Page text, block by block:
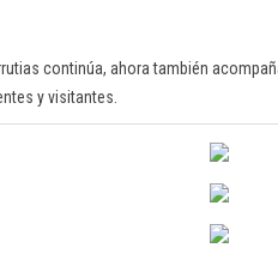
continúa, ahora también
y visitantes.